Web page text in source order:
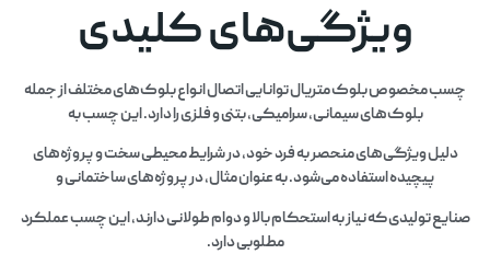
ویژگی‌های کلیدی
چسب مخصوص بلوک متریال توانایی اتصال انواع بلوک‌های مختلف از جمله
بلوک‌های سیمانی، سرامیکی، بتنی و فلزی را دارد. این چسب به
دلیل ویژگی‌های منحصر به فرد خود، در شرایط محیطی سخت و پروژه‌های
پیچیده استفاده می‌شود. به عنوان مثال، در پروژه‌های ساختمانی و
صنایع تولیدی که نیاز به استحکام بالا و دوام طولانی دارند، این چسب عملکرد
مطلوبی دارد.